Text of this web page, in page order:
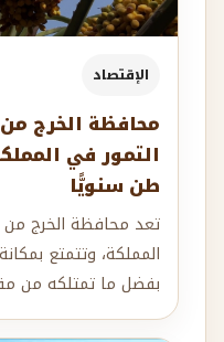
الإقتصاد
محافظة الخرج من
طن سنويًّا
تعد محافظة الخرج من
المملكة، وتتمتع
بفضل ما تمتلكه من